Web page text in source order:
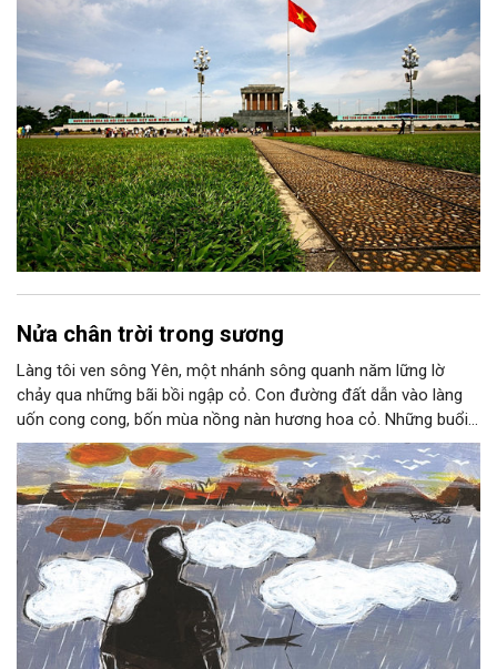
Nửa chân trời trong sương
Làng tôi ven sông Yên, một nhánh sông quanh năm lững lờ
chảy qua những bãi bồi ngập cỏ. Con đường đất dẫn vào làng
uốn cong cong, bốn mùa nồng nàn hương hoa cỏ. Những buổi
hoàng hôn, khi nắng đã dịu xuống phía cuối sông, đám hoa tím
lại thẫm màu như có ai vừa rắc lên một lớp khói.